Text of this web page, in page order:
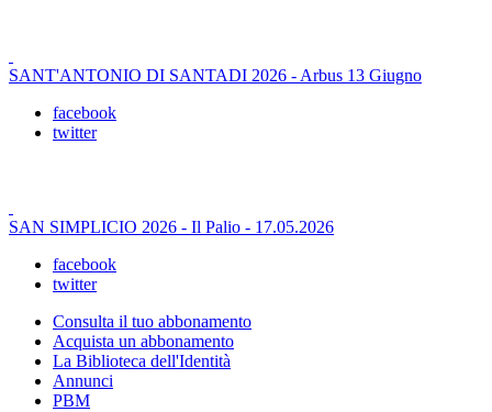
SANT'ANTONIO DI SANTADI 2026 - Arbus 13 Giugno
facebook
twitter
SAN SIMPLICIO 2026 - Il Palio - 17.05.2026
facebook
twitter
Consulta il tuo abbonamento
Acquista un abbonamento
La Biblioteca dell'Identità
Annunci
PBM